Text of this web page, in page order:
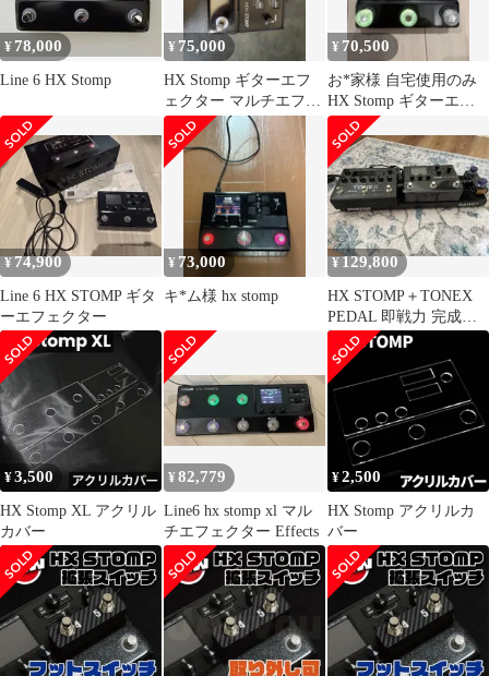
¥ 78,000
Line 6 HX Stomp
¥ 75,000
HX Stomp ギターエフ
ェクター マルチエフェ
クター
¥ 70,500
お*家様 自宅使用のみ
HX Stomp ギターエフ
ェクター マルチエフェ
クター
¥74,900
Line 6 HX STOMP ギタ
ーエフェクター
¥ 73,000
キ*ム様 hx stomp
¥129,800
HX STOMP＋TONEX
PEDAL 即戦力 完成ボ
ードセット
¥3,500
HX Stomp XL アクリル
カバー
¥82,779
Line6 hx stomp xl マル
チエフェクター Effects
¥2,500
HX Stomp アクリルカ
バー